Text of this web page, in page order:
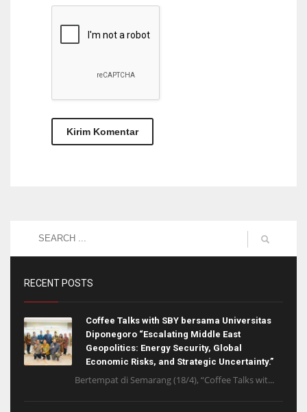
RECENT POSTS
Coffee Talks with SBY bersama Universitas
Diponegoro “Escalating Middle East
Geopolitics: Energy Security, Global
Economic Risks, and Strategic Uncertainty.”
Bertempat di Semarang (18/4), “Coffee Talks wit...